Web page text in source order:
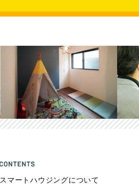
スマートハウジングについて